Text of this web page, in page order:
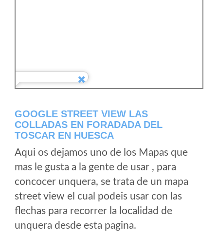
GOOGLE STREET VIEW LAS
COLLADAS EN FORADADA DEL
TOSCAR EN HUESCA
Aqui os dejamos uno de los Mapas que
mas le gusta a la gente de usar , para
concocer unquera, se trata de un mapa
street view el cual podeis usar con las
flechas para recorrer la localidad de
unquera desde esta pagina.